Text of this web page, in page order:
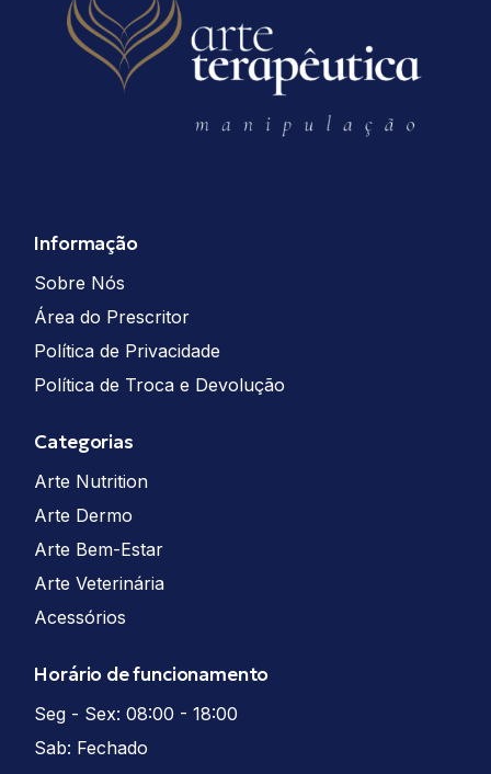
Informação
Sobre Nós
Área do Prescritor
Política de Privacidade
Política de Troca e Devolução
Categorias
Arte Nutrition
Arte Dermo
Arte Bem-Estar
Arte Veterinária
Acessórios
Horário de funcionamento
Seg - Sex: 08:00 - 18:00
Sab: Fechado